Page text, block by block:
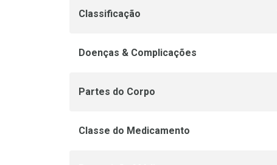
Classificação
Doenças & Complicações
Partes do Corpo
Classe do Medicamento